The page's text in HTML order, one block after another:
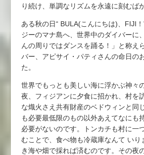
り続け、単調なリズムを永遠に刻むば
ある秋の日“ BULA(こんにちは)、FIJI
ジーのマナ島へ、世界中のダイバーに
んの周りではダンスを踊る！」と称え
バー、アピサイ・パティさんの命日の
た。
世界でもっとも美しい海に浮かぶ神々
夜、フィジアンに夕食に招かれ、村を
な熾火さえ共有財産のベドウィンと同
も必要最低限のもの以外あえてなにも
必要がないのです。トンカチも村に一
むことで、食べ物も冷蔵庫なんて いり
き海や畑で採れば済むのです。その夜